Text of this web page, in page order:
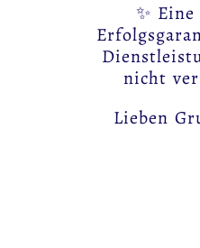
✨ Eine
nicht
Lieben